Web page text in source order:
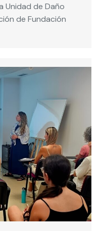
Unidad de Daño
de Fundación